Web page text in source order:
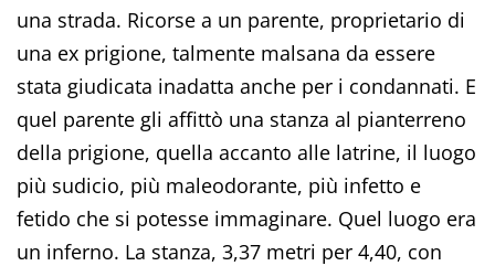
una strada. Ricorse a un parente, proprietario di
una ex prigione, talmente malsana da essere
stata giudicata inadatta anche per i condannati. E
quel parente gli affittò una stanza al pianterreno
della prigione, quella accanto alle latrine, il luogo
più sudicio, più maleodorante, più infetto e
fetido che si potesse immaginare. Quel luogo era
un inferno. La stanza, 3,37 metri per 4,40, con